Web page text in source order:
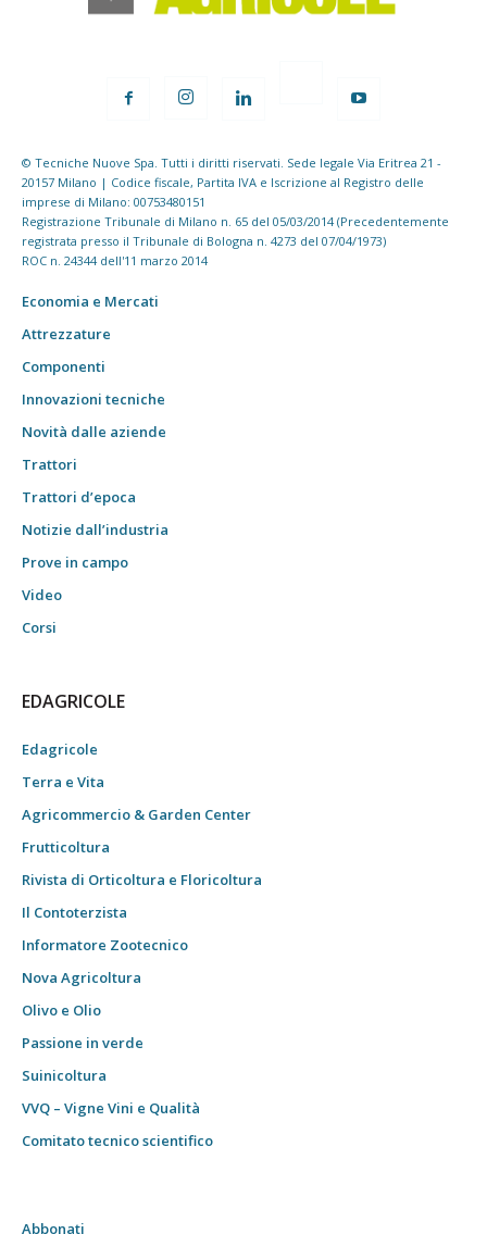
© Tecniche Nuove Spa. Tutti i diritti riservati. Sede legale Via Eritrea 21 -
20157 Milano | Codice fiscale, Partita IVA e Iscrizione al Registro delle
imprese di Milano: 00753480151
Registrazione Tribunale di Milano n. 65 del 05/03/2014 (Precedentemente
registrata presso il Tribunale di Bologna n. 4273 del 07/04/1973)
ROC n. 24344 dell'11 marzo 2014
Economia e Mercati
Attrezzature
Componenti
Innovazioni tecniche
Novità dalle aziende
Trattori
Trattori d’epoca
Notizie dall’industria
Prove in campo
Video
Corsi
EDAGRICOLE
Edagricole
Terra e Vita
Agricommercio & Garden Center
Frutticoltura
Rivista di Orticoltura e Floricoltura
Il Contoterzista
Informatore Zootecnico
Nova Agricoltura
Olivo e Olio
Passione in verde
Suinicoltura
VVQ – Vigne Vini e Qualità
Comitato tecnico scientifico
Abbonati